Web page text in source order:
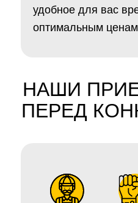
удобное для вас
оптимальным
НАШИ
ПЕРЕД